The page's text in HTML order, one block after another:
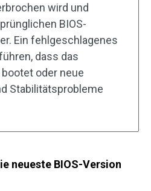
wird und
BIOS-
Ein fehlgeschlagenes
dass das
oder neue
Stabilitätsprobleme
neueste BIOS-Version